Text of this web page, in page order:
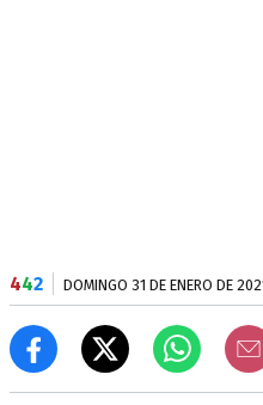
442 DOMINGO 31 DE ENERO DE